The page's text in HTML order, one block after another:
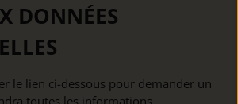
DONNÉES
le lien ci-dessous pour demander un
toutes les informations